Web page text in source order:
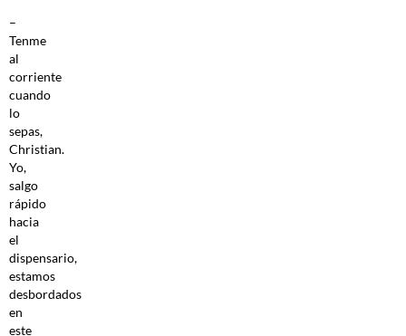
–
Tenme
al
corriente
cuando
lo
sepas,
Christian.
Yo,
salgo
rápido
hacia
el
dispensario,
estamos
desbordados
en
este